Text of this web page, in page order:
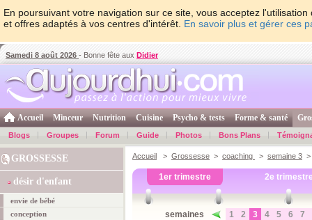
En poursuivant votre navigation sur ce site, vous acceptez
et offres adaptés à vos centres d'intérêt. En savoir plus et gérer ces
Samedi 8 août 2026 - Bonne fête aux Didier
Accueil Minceur Nutrition Cuisine Psycho & tests Forme & santé
Blogs Groupes Forum Guide Photos Bons Plans
GROSSESSE
désir d'enfant
envie de bébé
conception
Accueil > Grossesse > coaching > semaine 3
1er trimestre 2e
semaines 1 2 3 4 5 6 7